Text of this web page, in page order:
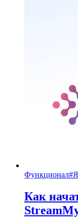
Функционал#
Как